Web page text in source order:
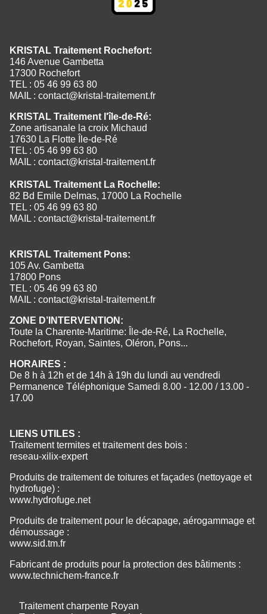
KRISTAL Traitement Rochefort:
146 Avenue Gambetta
17300 Rochefort
TEL : 05 46 99 63 80
MAIL : contact@kristal-traitement.fr
KRISTAL Traitement l'île-de-Ré:
Zone artisanale la croix Michaud
17630 La Flotte Île-de-Ré
TEL : 05 46 99 63 80
MAIL : contact@kristal-traitement.fr
KRISTAL Traitement La Rochelle:
82 Bd Emile Delmas, 17000 La Rochelle
TEL : 05 46 99 63 80
MAIL : contact@kristal-traitement.fr
KRISTAL Traitement Pons:
105 Av. Gambetta
17800 Pons
TEL : 05 46 99 63 80
MAIL : contact@kristal-traitement.fr
ZONE D’INTERVENTION:
Toute la Charente-Maritime: Île-de-Ré, La Rochelle,
Rochefort, Royan, Saintes, Oléron, Pons...
HORAIRES :
De 8 h à 12h et de 14h à 19h du lundi au vendredi
Permanence Téléphonique Samedi 8.00 - 12.00 / 13.00 -
17.00
LIENS UTILES :
Traitement termites et traitement des bois :
reseau-xilix-expert
Produits de traitement de toitures et façades (nettoyage et
hydrofuge) :
www.hydrofuge.net
Produits de traitement pour le décapage, aérogammage et
démoussage :
www.sid.tm.fr
Fabricant de produits pour la protection des bâtiments :
www.technichem-france.fr
Traitement charpente Royan